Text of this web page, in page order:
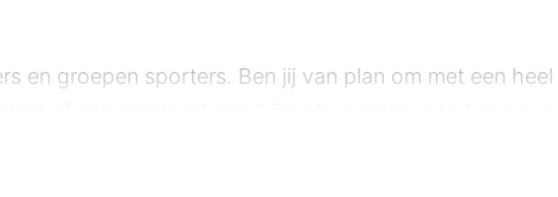
en groepen sporters. Ben jij van plan om met een